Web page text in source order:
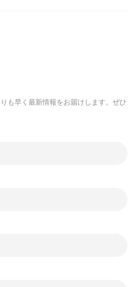
も早く最新情報をお届けします。ぜひ